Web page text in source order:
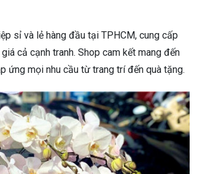
sỉ và lẻ hàng đầu tại TPHCM, cung cấp
cả cạnh tranh. Shop cam kết mang đến
ứng mọi nhu cầu từ trang trí đến quà tặng.